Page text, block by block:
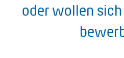
oder wollen